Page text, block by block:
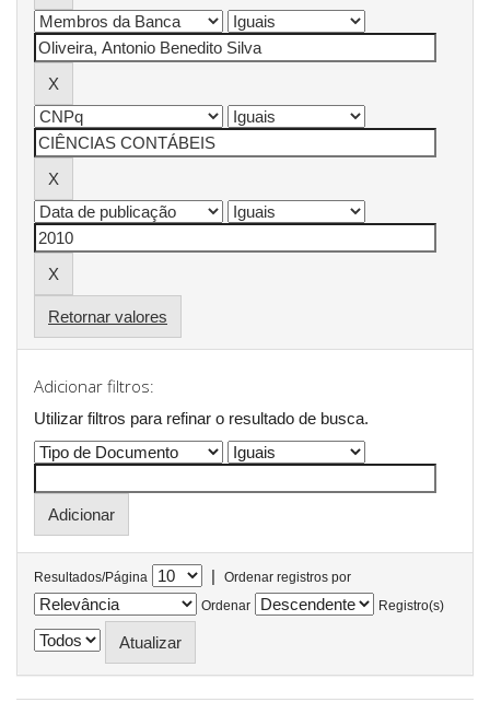
Retornar valores
Adicionar filtros:
Utilizar filtros para refinar o resultado de busca.
Resultados/Página |
Ordenar registros por
Ordenar
Registro(s)